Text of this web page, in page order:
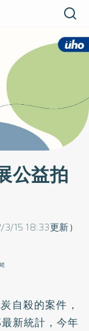
公益拍
15 18:33更新）
自殺的案件，
新統計，今年